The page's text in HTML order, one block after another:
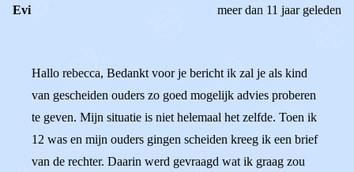
Evi meer dan 11 jaar geleden
Hallo rebecca, Bedankt voor je bericht ik zal je als kind
van gescheiden ouders zo goed mogelijk advies proberen
te geven. Mijn situatie is niet helemaal het zelfde. Toen ik
12 was en mijn ouders gingen scheiden kreeg ik een brief
van de rechter. Daarin werd gevraagd wat ik graag zou